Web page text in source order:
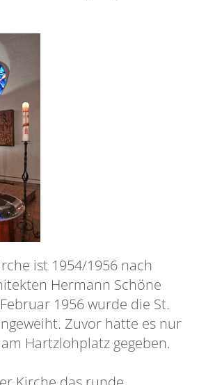
ist 1954/1956 nach
Hermann Schöne
1956 wurde die St.
Zuvor hatte es nur
Hartzlohplatz gegeben.